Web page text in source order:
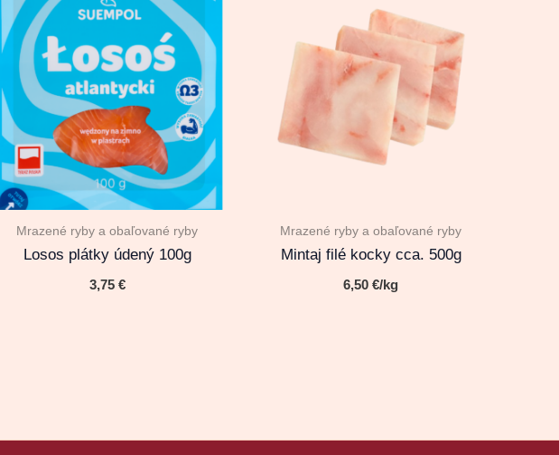
Mrazené ryby a obaľované ryby
Losos plátky údený 100g
3,75 €
Mrazené ryby a obaľované ryby
Mintaj filé kocky cca. 500g
6,50€/kg